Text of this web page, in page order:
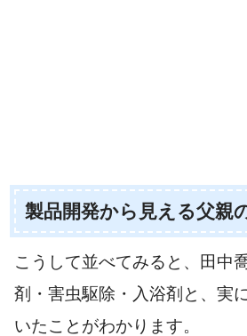
製品開発から見える父親
こうして並べてみると、田中
剤・害虫駆除・入浴剤と、実
いたことがわかります。